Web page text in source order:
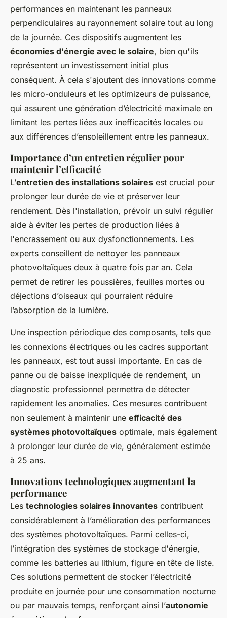
performances en maintenant les panneaux
perpendiculaires au rayonnement solaire tout au long
de la journée. Ces dispositifs augmentent les
économies d'énergie avec le solaire, bien qu'ils
représentent un investissement initial plus
conséquent. À cela s'ajoutent des innovations comme
les micro-onduleurs et les optimizeurs de puissance,
qui assurent une génération d’électricité maximale en
limitant les pertes liées aux inefficacités locales ou
aux différences d’ensoleillement entre les panneaux.
Importance d’un entretien régulier pour
maintenir l’efficacité
L’entretien des installations solaires est crucial pour
prolonger leur durée de vie et préserver leur
rendement. Dès l'installation, prévoir un suivi régulier
aide à éviter les pertes de production liées à
l'encrassement ou aux dysfonctionnements. Les
experts conseillent de nettoyer les panneaux
photovoltaïques deux à quatre fois par an. Cela
permet de retirer les poussières, feuilles mortes ou
déjections d’oiseaux qui pourraient réduire
l’absorption de la lumière.
Une inspection périodique des composants, tels que
les connexions électriques ou les cadres supportant
les panneaux, est tout aussi importante. En cas de
panne ou de baisse inexpliquée de rendement, un
diagnostic professionnel permettra de détecter
rapidement les anomalies. Ces mesures contribuent
non seulement à maintenir une efficacité des
systèmes photovoltaïques optimale, mais également
à prolonger leur durée de vie, généralement estimée
à 25 ans.
Innovations technologiques augmentant la
performance
Les technologies solaires innovantes contribuent
considérablement à l’amélioration des performances
des systèmes photovoltaïques. Parmi celles-ci,
l’intégration des systèmes de stockage d'énergie,
comme les batteries au lithium, figure en tête de liste.
Ces solutions permettent de stocker l’électricité
produite en journée pour une consommation nocturne
ou par mauvais temps, renforçant ainsi l’autonomie